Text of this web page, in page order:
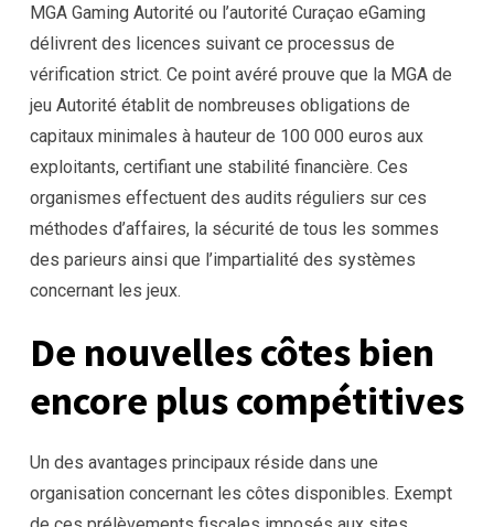
MGA Gaming Autorité ou l’autorité Curaçao eGaming
délivrent des licences suivant ce processus de
vérification strict. Ce point avéré prouve que la MGA de
jeu Autorité établit de nombreuses obligations de
capitaux minimales à hauteur de 100 000 euros aux
exploitants, certifiant une stabilité financière. Ces
organismes effectuent des audits réguliers sur ces
méthodes d’affaires, la sécurité de tous les sommes
des parieurs ainsi que l’impartialité des systèmes
concernant les jeux.
De nouvelles côtes bien
encore plus compétitives
Un des avantages principaux réside dans une
organisation concernant les côtes disponibles. Exempt